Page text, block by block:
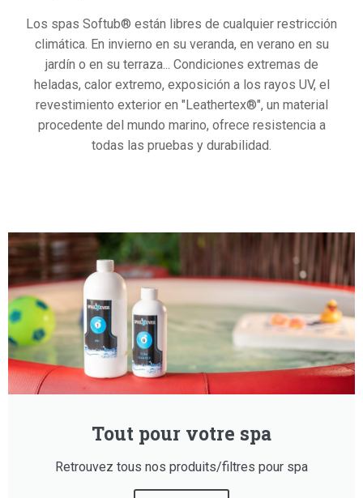
Los spas Softub® están libres de cualquier restricción
climática. En invierno en su veranda, en verano en su
jardín o en su terraza... Condiciones extremas de
heladas, calor extremo, exposición a los rayos UV, el
revestimiento exterior en "Leathertex®", un material
procedente del mundo marino, ofrece resistencia a
todas las pruebas y durabilidad.
Tout pour votre spa
Retrouvez tous nos produits/filtres pour spa